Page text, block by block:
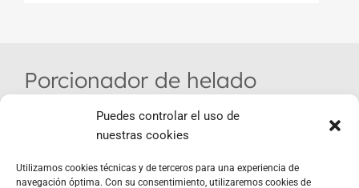
Puedes controlar el uso de
nuestras cookies
Utilizamos cookies técnicas y de terceros para una experiencia de
navegación óptima. Con su consentimiento, utilizaremos cookies de
Porcionador de helado
Características del producto